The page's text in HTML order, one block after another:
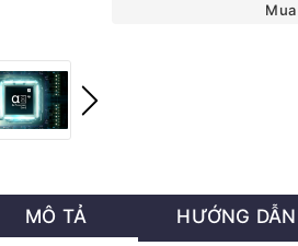
MÔ TẢ HƯỚNG